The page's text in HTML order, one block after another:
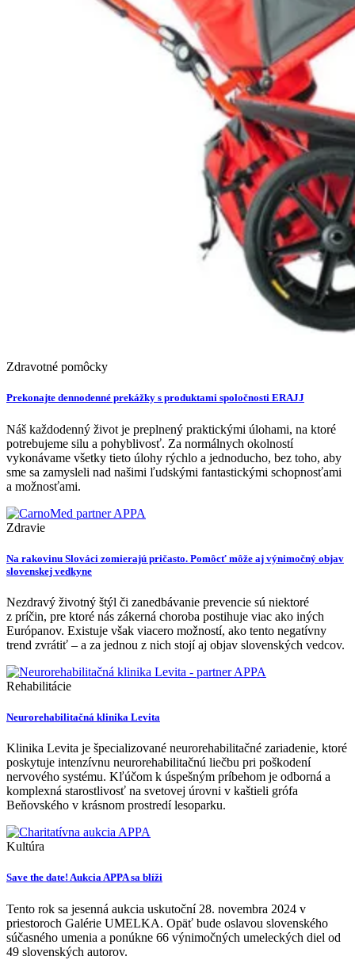
Zdravotné pomôcky
Prekonajte dennodenné prekážky s produktami spoločnosti ERAJJ
Náš každodenný život je preplnený praktickými úlohami, na ktoré
potrebujeme silu a pohyblivosť. Za normálnych okolností
vykonávame všetky tieto úlohy rýchlo a jednoducho, bez toho, aby
sme sa zamysleli nad našimi ľudskými fantastickými schopnosťami
a možnosťami.
Zdravie
Na rakovinu Slováci zomierajú pričasto. Pomôcť môže aj výnimočný objav
slovenskej vedkyne
Nezdravý životný štýl či zanedbávanie prevencie sú niektoré
z príčin, pre ktoré nás zákerná choroba postihuje viac ako iných
Európanov. Existuje však viacero možností, ako tento negatívny
trend zvrátiť – a za jednou z nich stojí aj objav slovenských vedcov.
Rehabilitácie
Neurorehabilitačná klinika Levita
Klinika Levita je špecializované neurorehabilitačné zariadenie, ktoré
poskytuje intenzívnu neurorehabilitačnú liečbu pri poškodení
nervového systému. Kľúčom k úspešným príbehom je odborná a
komplexná starostlivosť na svetovej úrovni v kaštieli grófa
Beňovského v krásnom prostredí lesoparku.
Kultúra
Save the date! Aukcia APPA sa blíži
Tento rok sa jesenná aukcia uskutoční 28. novembra 2024 v
priestoroch Galérie UMELKA. Opäť bude oslavou slovenského
súčasného umenia a ponúkne 66 výnimočných umeleckých diel od
49 slovenských autorov.